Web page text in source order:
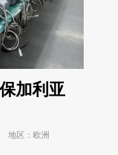
加利亚
区：欧洲